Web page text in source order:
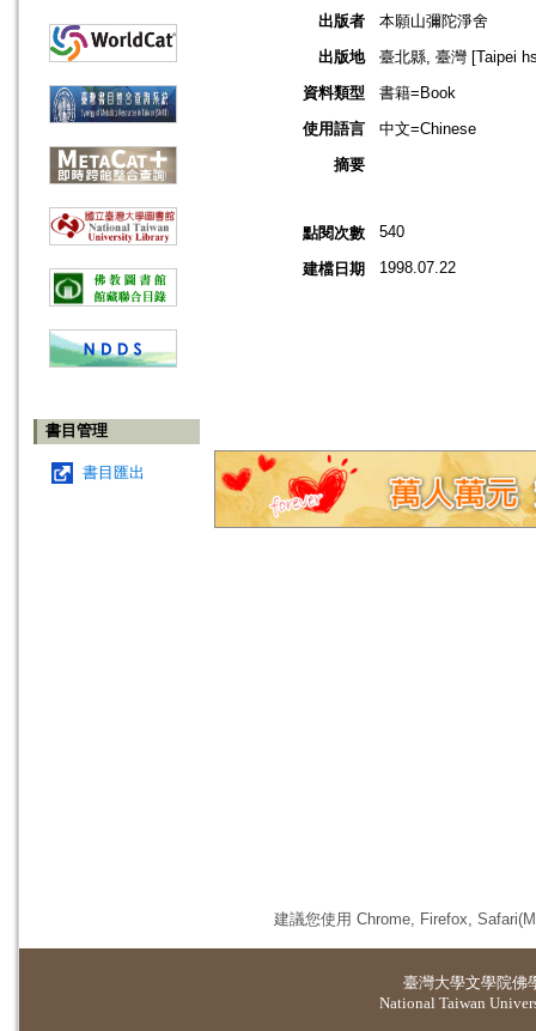
書目管理
書目匯出
出版者
本願山彌陀淨舍
出版地
臺北縣, 臺灣 [Taipei
資料類型
書籍=Book
使用語言
中文=Chinese
摘要
點閱次數 540
建檔日期 1998.07.22
建議您使用 Chrome, Firefox,
臺灣大學文學院佛
National Taiwan